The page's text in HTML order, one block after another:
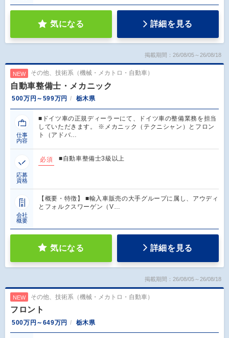
気になる 詳細を見る
掲載期間：26/08/05～26/08/18
NEW その他、技術系（機械・メカトロ・自動車）
自動車整備士・メカニック
500万円～599万円 栃木県
仕事
内容
■ドイツ車の正規ディーラーにて、ドイツ車の整備業務を担当
していただきます。 ※メカニック（テクニシャン）とフロン
ト（アドバ…
応募
資格
必須 ■自動車整備士3級以上
会社
概要
【概要・特徴】 ■輸入車販売の大手グループに属し、アウディ
とフォルクスワーゲン（V…
気になる 詳細を見る
掲載期間：26/08/05～26/08/18
NEW その他、技術系（機械・メカトロ・自動車）
フロント
500万円～649万円 栃木県